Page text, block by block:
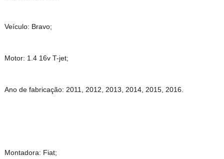
Veículo: Bravo;
Motor: 1.4 16v T-jet;
Ano de fabricação: 2011, 2012, 2013, 2014, 2015, 2016.
Montadora: Fiat;